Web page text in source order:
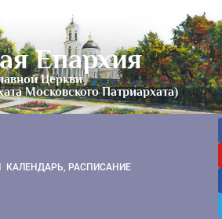
Епархия
Церкви
Московского Патриархата)
КАЛЕНДАРЬ, РАСПИСАНИЕ